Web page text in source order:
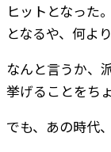
ヒットとなった
となるや、何よ
なんと言うか、
挙げることをち
でも、あの時代